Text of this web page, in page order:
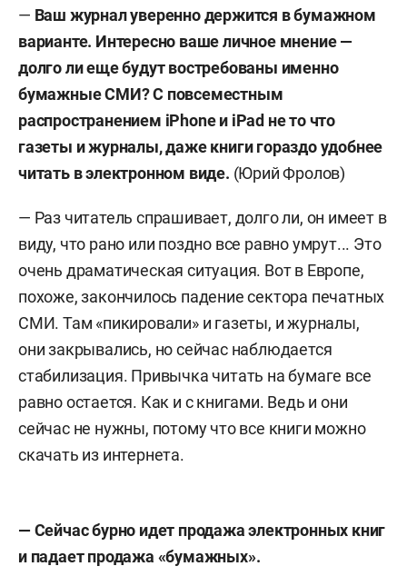
— Ваш журнал уверенно держится в бумажном
варианте. Интересно ваше личное мнение —
долго ли еще будут востребованы именно
бумажные СМИ? С повсеместным
распространением iPhone и iPad не то что
газеты и журналы, даже книги гораздо удобнее
читать в электронном виде. (Юрий Фролов)
— Раз читатель спрашивает, долго ли, он имеет в
виду, что рано или поздно все равно умрут... Это
очень драматическая ситуация. Вот в Европе,
похоже, закончилось падение сектора печатных
СМИ. Там «пикировали» и газеты, и журналы,
они закрывались, но сейчас наблюдается
стабилизация. Привычка читать на бумаге все
равно остается. Как и с книгами. Ведь и они
сейчас не нужны, потому что все книги можно
скачать из интернета.
— Сейчас бурно идет продажа электронных книг
и падает продажа «бумажных».